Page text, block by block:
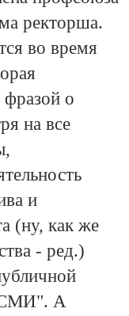
ректорша.
во время
фразой о
на все
и
(ну, как же
- ред.)
СМИ". А